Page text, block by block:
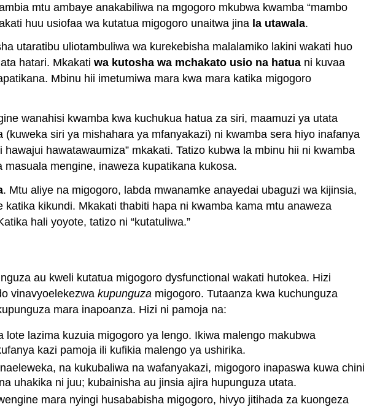
mtu ambaye anakabiliwa na mgogoro mkubwa kwamba “mambo
huu usiofaa wa kutatua migogoro unaitwa jina la utawala.
utaratibu uliotambuliwa wa kurekebisha malalamiko lakini wakati huo
hatari. Mkakati wa kutosha wa mchakato usio na hatua ni kuvaa
Mbinu hii imetumiwa mara kwa mara katika migogoro
wanahisi kwamba kwa kuchukua hatua za siri, maamuzi ya utata
siri ya mishahara ya mfanyakazi) ni kwamba sera hiyo inafanya
hawatawaumiza” mkakati. Tatizo kubwa la mbinu hii ni kwamba
mengine, inaweza kupatikana kukosa.
. Mtu aliye na migogoro, labda mwanamke anayedai ubaguzi wa kijinsia,
kikundi. Mkakati thabiti hapa ni kwamba kama mtu anaweza
hali yoyote, tatizo ni “kutatuliwa.”
au kweli kutatua migogoro dysfunctional wakati hutokea. Hizi
vinavyoelekezwa kupunguza migogoro. Tutaanza kwa kuchunguza
mara inapoanza. Hizi ni pamoja na:
lazima kuzuia migogoro ya lengo. Ikiwa malengo makubwa
kazi pamoja ili kufikia malengo ya ushirika.
na kukubaliwa na wafanyakazi, migogoro inapaswa kuwa chini
uhakika ni juu; kubainisha au jinsia ajira hupunguza utata.
mara nyingi husababisha migogoro, hivyo jitihada za kuongeza